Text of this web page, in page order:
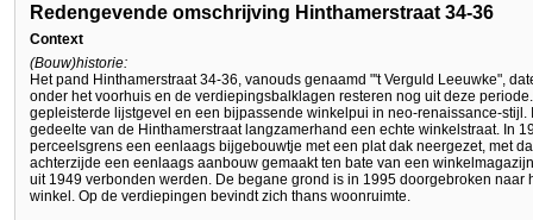
Redengevende omschrijving Hinthamerstraat 34-36
Context
(Bouw)historie:
Het pand Hinthamerstraat 34-36, vanouds genaamd "'t Verguld Leeuwke",
onder het voorhuis en de verdiepingsbalklagen resteren nog uit deze
gepleisterde lijstgevel en een bijpassende winkelpui in neo-renaissance-stijl.
gedeelte van de Hinthamerstraat langzamerhand een echte winkelstraat. In
perceelsgrens een eenlaags bijgebouwtje met een plat dak neergezet, met
achterzijde een eenlaags aanbouw gemaakt ten bate van een
uit 1949 verbonden werden. De begane grond is in 1995 doorgebroken naar
winkel. Op de verdiepingen bevindt zich thans woonruimte.